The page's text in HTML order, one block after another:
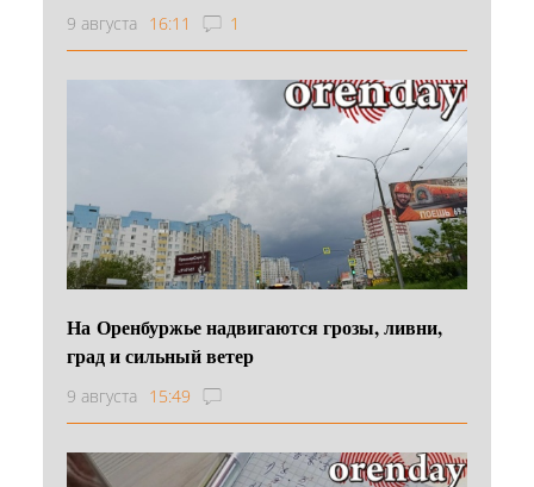
9 августа 16:11 1
На Оренбуржье надвигаются грозы, ливни,
град и сильный ветер
9 августа 15:49